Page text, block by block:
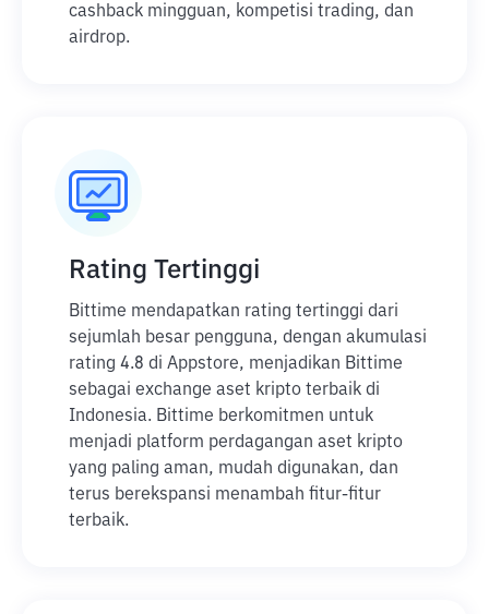
cashback mingguan, kompetisi trading, dan
airdrop.
Rating Tertinggi
Bittime mendapatkan rating tertinggi dari
sejumlah besar pengguna, dengan akumulasi
rating 4.8 di Appstore, menjadikan Bittime
sebagai exchange aset kripto terbaik di
Indonesia. Bittime berkomitmen untuk
menjadi platform perdagangan aset kripto
yang paling aman, mudah digunakan, dan
terus berekspansi menambah fitur-fitur
terbaik.